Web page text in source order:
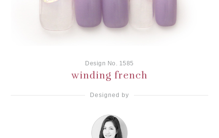
Design No. 1585
winding french
Designed by